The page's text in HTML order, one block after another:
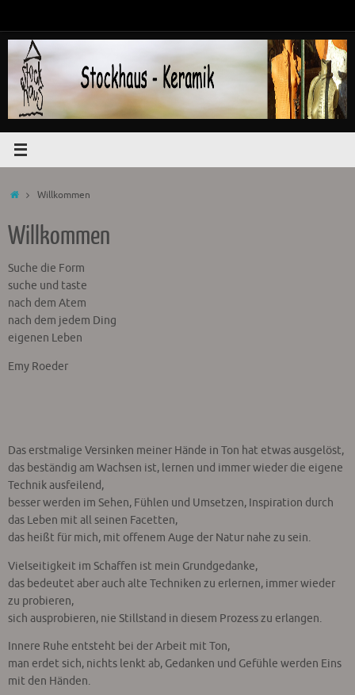
springen
StartWillkommen
Willkommen
Suche die Form
suche und taste
nach dem Atem
nach dem jedem Ding
eigenen Leben
Emy Roeder
Das erstmalige Versinken meiner Hände in Ton hat etwas ausgelöst,
das beständig am Wachsen ist, lernen und immer wieder die eigene
Technik ausfeilend,
besser werden im Sehen, Fühlen und Umsetzen, Inspiration durch
das Leben mit all seinen Facetten,
das heißt für mich, mit offenem Auge der Natur nahe zu sein.
Vielseitigkeit im Schaffen ist mein Grundgedanke,
das bedeutet aber auch alte Techniken zu erlernen, immer wieder
zu probieren,
sich ausprobieren, nie Stillstand in diesem Prozess zu erlangen.
Innere Ruhe entsteht bei der Arbeit mit Ton,
man erdet sich, nichts lenkt ab, Gedanken und Gefühle werden Eins
mit den Händen.